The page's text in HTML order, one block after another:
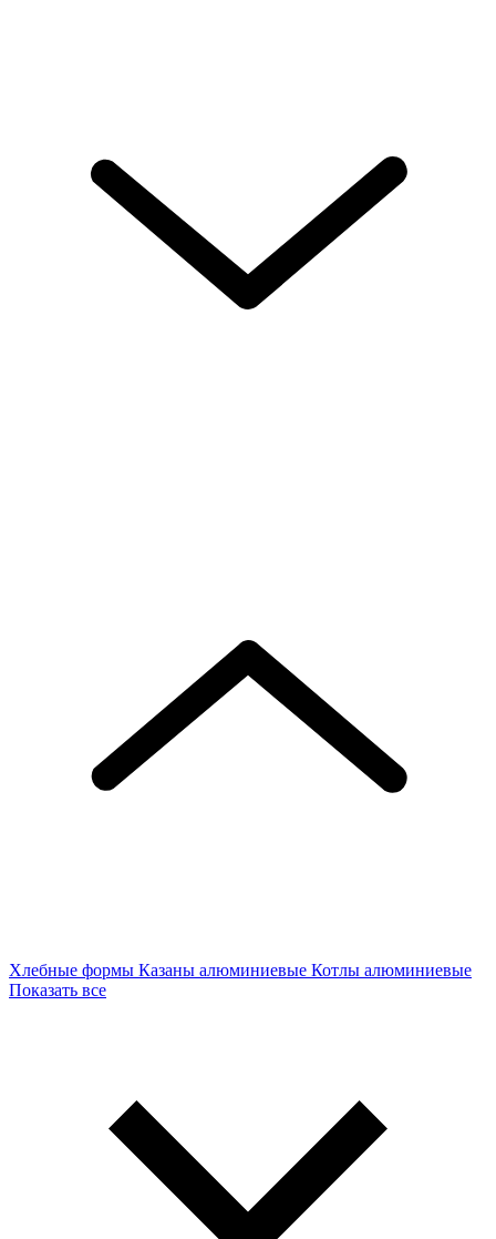
Хлебные формы Казаны алюминиевые Котлы алюминиевые
Показать все